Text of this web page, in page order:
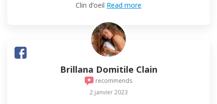
Clin d’oeil Read more
Brillana Domitile Clain
recommends
2 janvier 2023